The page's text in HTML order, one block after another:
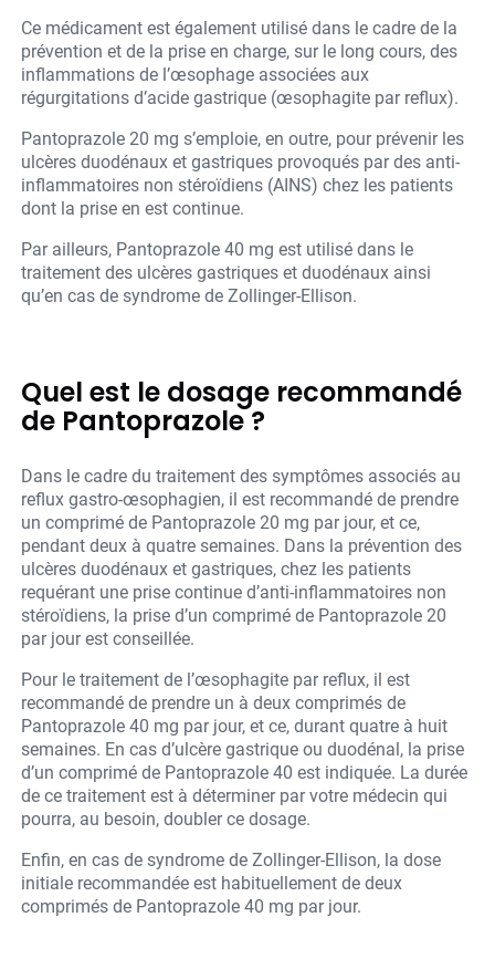
Ce médicament est également utilisé dans le cadre de la
prévention et de la prise en charge, sur le long cours, des
inflammations de l’œsophage associées aux
régurgitations d’acide gastrique (œsophagite par reflux).
Pantoprazole 20 mg s’emploie, en outre, pour prévenir les
ulcères duodénaux et gastriques provoqués par des anti-
inflammatoires non stéroïdiens (AINS) chez les patients
dont la prise en est continue.
Par ailleurs, Pantoprazole 40 mg est utilisé dans le
traitement des ulcères gastriques et duodénaux ainsi
qu’en cas de syndrome de Zollinger-Ellison.
Quel est le dosage recommandé
de Pantoprazole ?
Dans le cadre du traitement des symptômes associés au
reflux gastro-œsophagien, il est recommandé de prendre
un comprimé de Pantoprazole 20 mg par jour, et ce,
pendant deux à quatre semaines. Dans la prévention des
ulcères duodénaux et gastriques, chez les patients
requérant une prise continue d’anti-inflammatoires non
stéroïdiens, la prise d’un comprimé de Pantoprazole 20
par jour est conseillée.
Pour le traitement de l’œsophagite par reflux, il est
recommandé de prendre un à deux comprimés de
Pantoprazole 40 mg par jour, et ce, durant quatre à huit
semaines. En cas d’ulcère gastrique ou duodénal, la prise
d’un comprimé de Pantoprazole 40 est indiquée. La durée
de ce traitement est à déterminer par votre médecin qui
pourra, au besoin, doubler ce dosage.
Enfin, en cas de syndrome de Zollinger-Ellison, la dose
initiale recommandée est habituellement de deux
comprimés de Pantoprazole 40 mg par jour.